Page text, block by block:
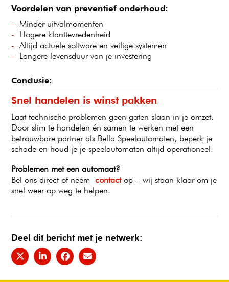
Voordelen van preventief onderhoud:
Minder uitvalmomenten
Hogere klanttevredenheid
Altijd actuele software en veilige systemen
Langere levensduur van je investering
Conclusie:
Snel handelen is winst pakken
Laat technische problemen geen gaten slaan in je omzet.
Door slim te handelen én samen te werken met een
betrouwbare partner als Bella Speelautomaten, beperk je
schade en houd je je speelautomaten altijd operationeel.
Problemen met een automaat?
Bel ons direct of neem contactop – wij staan klaar om je
snel weer op weg te helpen.
Deel dit bericht met je netwerk: